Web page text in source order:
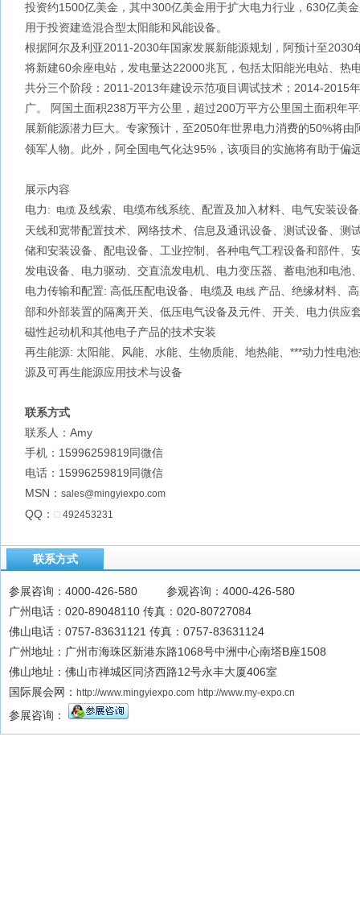
投资约1500亿美金，其中300亿美金用于扩大电力行业，630亿美
用于投资建造混合型太阳能和风能设备。
根据阿尔及利亚2011-2030年国家发展新能源规划，阿预计至2030
将新建60余座电站，发电量达22000兆瓦，包括太阳能光电站、热
共分三个阶段：2011-2013年建设示范项目调试技术；2014-2015
广。 阿国土面积238万平方公里，超过200万平方公里国土面积年
展新能源潜力巨大。专家预计，至2050年世界电力消费的50%将由
领军人物。此外，阿全国电气化达95%，该项目的实施将有助于偏
展示内容
电力:
电缆 及线索、电缆布线系统、配置及加入材料、电气安装设
天线和宽带配置技术、网络技术、信息及通讯设备、测试设备、测
储和安装设备、配电设备、工业控制、各种电气工程设备和部件、
发电设备、电力驱动、交直流发电机、电力变压器、蓄电池和电池
电力传输和配置: 高低压配电设备、电缆及 电线 产品、绝缘材料、
部和外部装置的隔离开关、低压电气设备及元件、开关、电力供应
磁性起动机和其他电子产品的技术安装
再生能源: 太阳能、风能、水能、生物质能、地热能、***动力性电
源及可再生能源应用技术与设备
联系方式
联系人：Amy
手机：15996259819同微信
电话：15996259819同微信
MSN： sales@mingyiexpo.com
QQ： 492453231
联系方式
参展咨询：4000-426-580 参观咨询：4000-426-580
广州电话：020-89048110 传真：020-80727084
佛山电话：0757-83631121 传真：0757-83631124
广州地址：广州市海珠区新港东路1068号中洲中心南塔B座1508
佛山地址：佛山市禅城区同济西路12号永丰大厦406室
国际展会网： http://www.mingyiexpo.com http://www.my-expo.cn
参展咨询：